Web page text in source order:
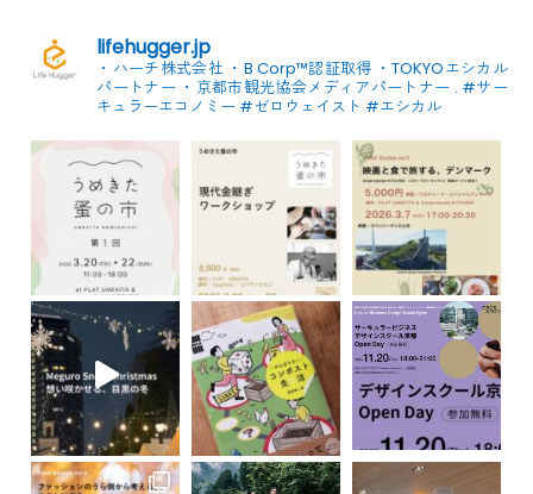
lifehugger.jp
・ハーチ株式会社 ・B Corp™認証取得 ・TOKYOエシカル
パートナー ・京都市観光協会メディアパートナー . #サー
キュラーエコノミー #ゼロウェイスト #エシカル